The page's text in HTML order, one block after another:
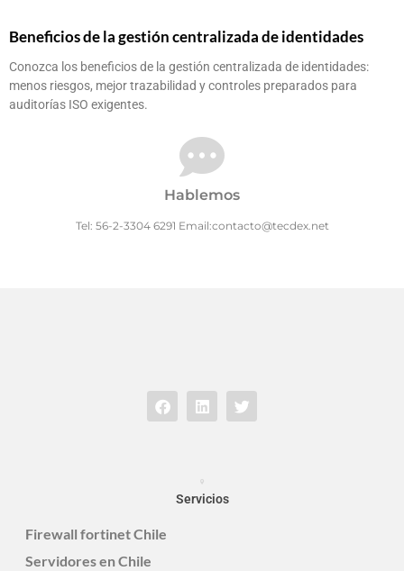
Beneficios de la gestión centralizada de identidades
Conozca los beneficios de la gestión centralizada de identidades:
menos riesgos, mejor trazabilidad y controles preparados para
auditorías ISO exigentes.
Hablemos
Tel: 56-2-3304 6291 Email:contacto@tecdex.net
Servicios
Firewall fortinet Chile
Servidores en Chile